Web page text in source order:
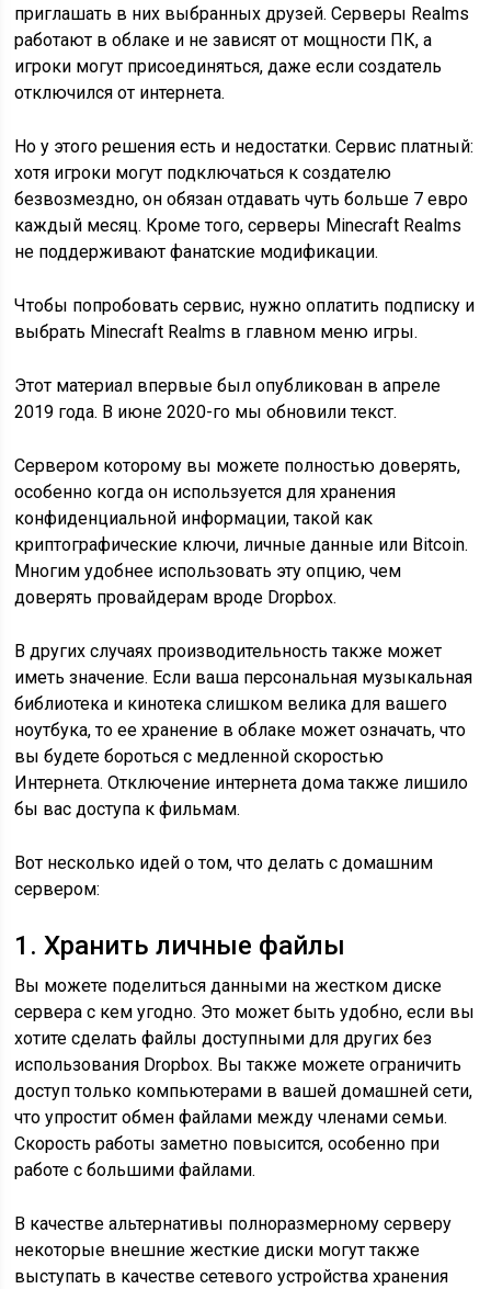
приглашать в них выбранных друзей. Серверы Realms
работают в облаке и не зависят от мощности ПК, а
игроки могут присоединяться, даже если создатель
отключился от интернета.
Но у этого решения есть и недостатки. Сервис платный:
хотя игроки могут подключаться к создателю
безвозмездно, он обязан отдавать чуть больше 7 евро
каждый месяц. Кроме того, серверы Minecraft Realms
не поддерживают фанатские модификации.
Чтобы попробовать сервис, нужно оплатить подписку и
выбрать Minecraft Realms в главном меню игры.
Этот материал впервые был опубликован в апреле
2019 года. В июне 2020-го мы обновили текст.
Сервером которому вы можете полностью доверять,
особенно когда он используется для хранения
конфиденциальной информации, такой как
криптографические ключи, личные данные или Bitcoin.
Многим удобнее использовать эту опцию, чем
доверять провайдерам вроде Dropbox.
В других случаях производительность также может
иметь значение. Если ваша персональная музыкальная
библиотека и кинотека слишком велика для вашего
ноутбука, то ее хранение в облаке может означать, что
вы будете бороться с медленной скоростью
Интернета. Отключение интернета дома также лишило
бы вас доступа к фильмам.
Вот несколько идей о том, что делать с домашним
сервером:
1. Хранить личные файлы
Вы можете поделиться данными на жестком диске
сервера с кем угодно. Это может быть удобно, если вы
хотите сделать файлы доступными для других без
использования Dropbox. Вы также можете ограничить
доступ только компьютерами в вашей домашней сети,
что упростит обмен файлами между членами семьи.
Скорость работы заметно повысится, особенно при
работе с большими файлами.
В качестве альтернативы полноразмерному серверу
некоторые внешние жесткие диски могут также
выступать в качестве сетевого устройства хранения